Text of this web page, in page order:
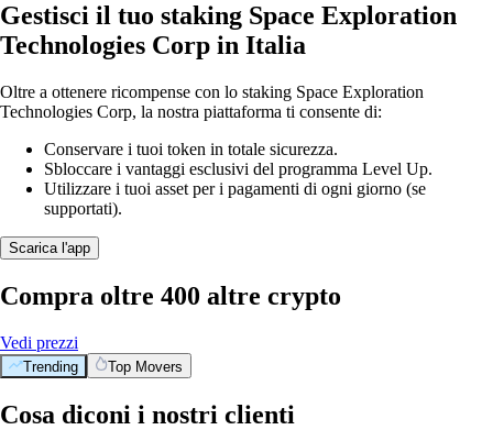
Gestisci il tuo staking Space Exploration
Technologies Corp in Italia
Oltre a ottenere ricompense con lo staking Space Exploration
Technologies Corp, la nostra piattaforma ti consente di:
Conservare i tuoi token in totale sicurezza.
Sbloccare i vantaggi esclusivi del programma Level Up.
Utilizzare i tuoi asset per i pagamenti di ogni giorno (se
supportati).
Scarica l'app
Compra oltre 400 altre crypto
Vedi prezzi
Trending Top Movers
Cosa diconi i nostri clienti